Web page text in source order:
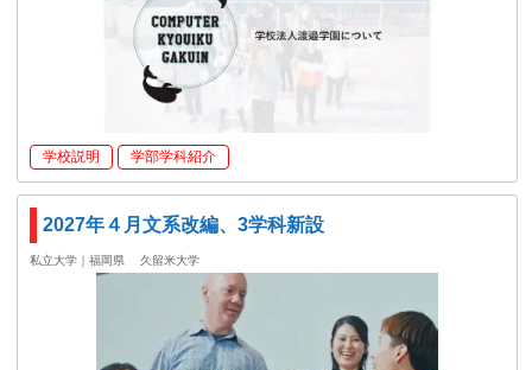
学校説明 学部学科紹介
2027年４月文系改編、3学科新設
私立大学｜福岡県 久留米大学